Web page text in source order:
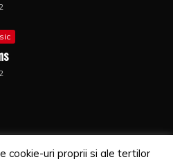
cookie-uri proprii si ale tertilor